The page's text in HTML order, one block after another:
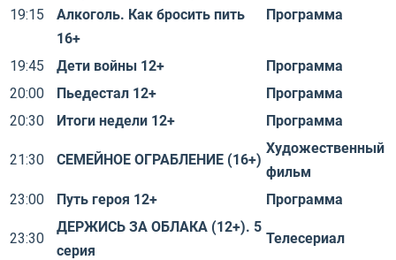
19:15
Алкоголь. Как бросить пить
16+
Программа
19:45 Дети войны 12+
Программа
20:00
Пьедестал 12+
Программа
20:30
Итоги недели 12+ Программа
21:30 СЕМЕЙНОЕ ОГРАБЛЕНИЕ (16+)
Художественный
фильм
23:00
Путь героя 12+ Программа
23:30
ДЕРЖИСЬ ЗА ОБЛАКА (12+). 5
серия
Телесериал